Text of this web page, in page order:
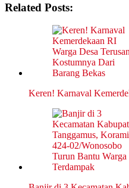
Related Posts:
Keren! Karnaval